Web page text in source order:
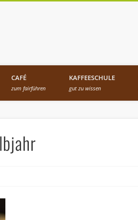
CAFÉ
zum fairführen
KAFFEESCHULE
gut zu wissen